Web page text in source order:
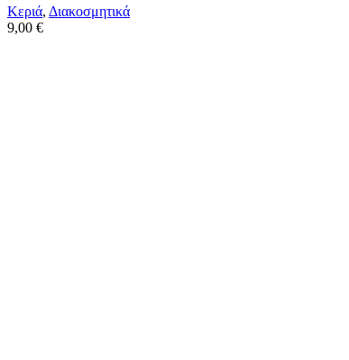
Κεριά, Διακοσμητικά
9,00 €